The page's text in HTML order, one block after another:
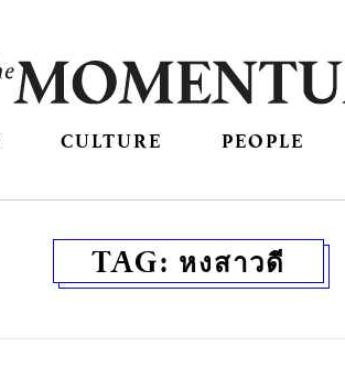
CULTURE PEOPLE
TAG: หงสาวดี